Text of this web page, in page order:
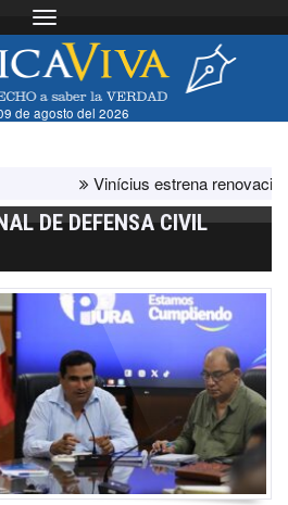
Toggle navigation
de agosto del 2026
Vinícius estrena renovación
DE DEFENSA CIVIL